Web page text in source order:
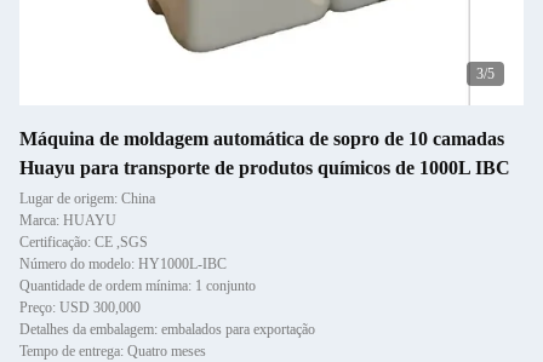
3/5
Máquina de moldagem automática de sopro de 10 camadas
Huayu para transporte de produtos químicos de 1000L IBC
Lugar de origem: China
Marca: HUAYU
Certificação: CE ,SGS
Número do modelo: HY1000L-IBC
Quantidade de ordem mínima: 1 conjunto
Preço: USD 300,000
Detalhes da embalagem: embalados para exportação
Tempo de entrega: Quatro meses